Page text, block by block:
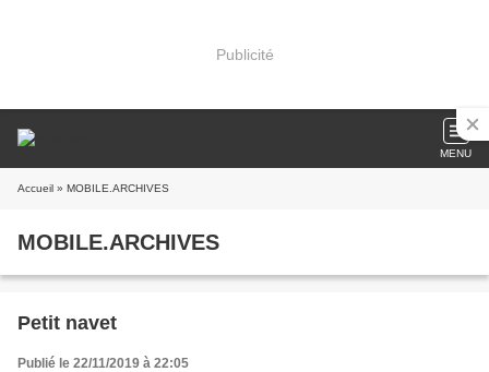
Publicité
MENU
Accueil » MOBILE.ARCHIVES
MOBILE.ARCHIVES
Petit navet
Publié le 22/11/2019 à 22:05